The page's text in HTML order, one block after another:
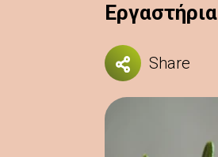
Εργαστήρια
Share